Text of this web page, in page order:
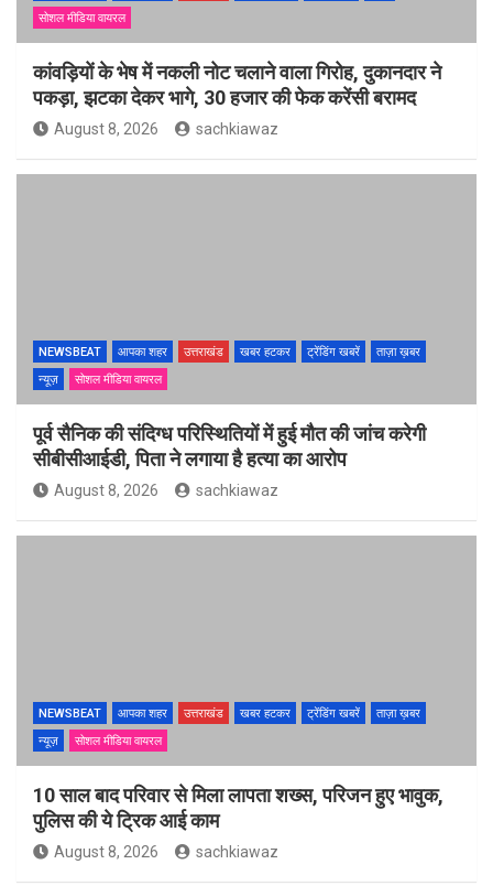
सोशल मीडिया वायरल
कांवड़ियों के भेष में नकली नोट चलाने वाला गिरोह, दुकानदार ने
पकड़ा, झटका देकर भागे, 30 हजार की फेक करेंसी बरामद
August 8, 2026 sachkiawaz
NEWSBEAT आपका शहर उत्तराखंड खबर हटकर ट्रेंडिंग खबरें
ताज़ा ख़बर
न्यूज़
सोशल मीडिया वायरल
पूर्व सैनिक की संदिग्ध परिस्थितियों में हुई मौत की जांच करेगी
सीबीसीआईडी, पिता ने लगाया है हत्या का आरोप
August 8, 2026 sachkiawaz
NEWSBEAT आपका शहर उत्तराखंड खबर हटकर ट्रेंडिंग खबरें
ताज़ा ख़बर
न्यूज़
सोशल मीडिया वायरल
10 साल बाद परिवार से मिला लापता शख्स, परिजन हुए भावुक,
पुलिस की ये ट्रिक आई काम
August 8, 2026 sachkiawaz